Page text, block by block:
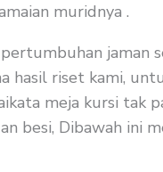
muridnya .
jaman
hasil riset kami,
meja kursi tak
besi, Dibawah ini